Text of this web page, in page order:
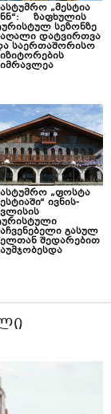
„მესტია
ზაფხულის
სეზონზე
დატვირთვა
საერთაშორისო
„ფოსტა
ივნის-
გასულ
შედარებით